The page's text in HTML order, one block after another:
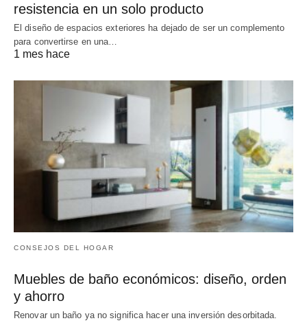
resistencia en un solo producto
El diseño de espacios exteriores ha dejado de ser un complemento
para convertirse en una…
1 mes hace
CONSEJOS DEL HOGAR
Muebles de baño económicos: diseño, orden
y ahorro
Renovar un baño ya no significa hacer una inversión desorbitada.